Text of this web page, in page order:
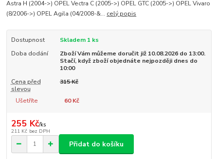
Astra H (2004->) OPEL Vectra C (2005->) OPEL GTC (2005->) OPEL Vivaro
(8/2006->) OPEL Agila (04/2008-&... celý popis
Dostupnost
Skladem 1 ks
Doba dodání
Zboží Vám můžeme doručit již 10.08.2026 do 13:00.
Stačí, když zboží objednáte nejpozději dnes do
10:00
Cena před
slevou
315 Kč
Ušetříte 60 Kč
255 Kč/ks
211 Kč bez DPH
Přidat do košíku